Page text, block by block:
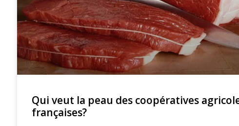
Qui veut la peau des coopératives
françaises?